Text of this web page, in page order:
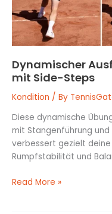
Dynamischer
mit Side-Steps
Kondition / By
Diese dynamische
mit Stangenführung
verbessert gezielt
Rumpfstabilität und
Steps
Read More »